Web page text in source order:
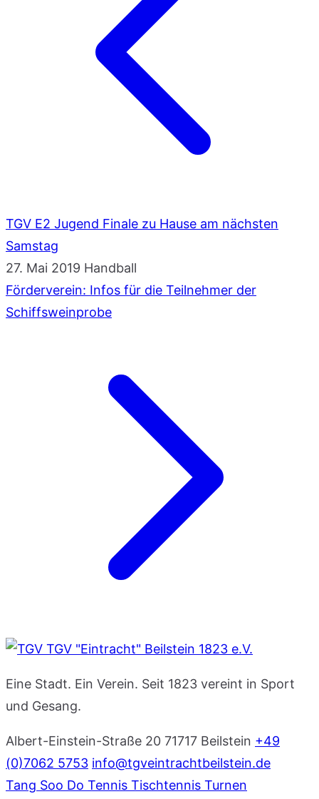
TGV E2 Jugend Finale zu Hause am nächsten
Samstag
27. Mai 2019 Handball
Förderverein: Infos für die Teilnehmer der
Schiffsweinprobe
TGV "Eintracht" Beilstein 1823 e.V.
Eine Stadt. Ein Verein. Seit 1823 vereint in Sport
und Gesang.
Albert-Einstein-Straße 20 71717 Beilstein +49
(0)7062 5753 info@tgveintrachtbeilstein.de
Tang Soo Do Tennis Tischtennis Turnen